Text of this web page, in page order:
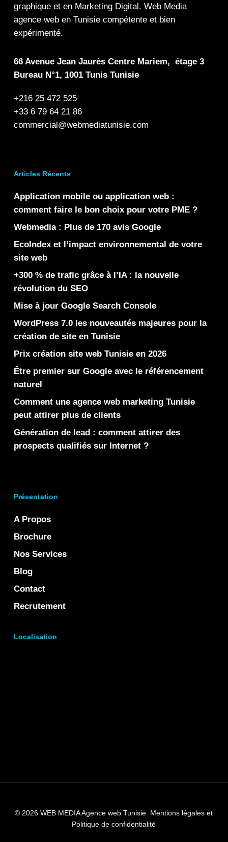
graphiqueet en Marketing Digital . Web Media
agence web en Tunisie compétente et bien
expérimenté.
66 Avenue Jean Jaurès Centre Mariem, étage 3
Bureau N°1, 1001 Tunis Tunisie
+216 25 472 525
+33 6 79 64 21 86
commercial@webmediatunisie.com
Articles Récents
Application mobile ou application web :
comment faire le bon choix pour votre PME ?
Webmedia : Plus de 170 avis Google
EcoIndex et l’impact environnemental de votre
site web
+300 % de trafic grâce à l’IA : la nouvelle
révolution du SEO
Mise à jour Google Search Console
WordPress 7.0 les nouveautés majeures pour la
création de site en Tunisie
Prix création site web Tunisie en 2026
Être premier sur Google avec le référencement
naturel
Comment une agence web marketing Tunisie
peut attirer plus de clients
Génération de lead : comment attirer des
prospects qualifiés sur Internet ?
Présentation
A Propos
Brochure
Nos Services
Blog
Contact
Recrutement
Localisation
© 2026 WEB MEDIA Agence web Tunisie. Mentions légales et
Politique de confidentialité